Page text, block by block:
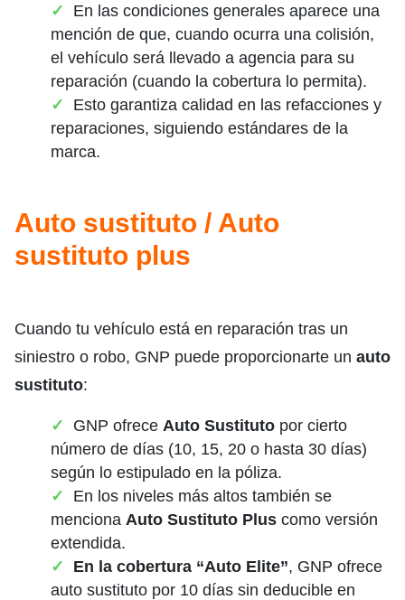
En las condiciones generales aparece una
mención de que, cuando ocurra una colisión,
el vehículo será llevado a agencia para su
reparación (cuando la cobertura lo permita).
Esto garantiza calidad en las refacciones y
reparaciones, siguiendo estándares de la
marca.
Auto sustituto / Auto
sustituto plus
Cuando tu vehículo está en reparación tras un
siniestro o robo, GNP puede proporcionarte un auto
sustituto:
GNP ofrece Auto Sustituto por cierto
número de días (10, 15, 20 o hasta 30 días)
según lo estipulado en la póliza.
En los niveles más altos también se
menciona Auto Sustituto Plus como versión
extendida.
En la cobertura “Auto Elite”, GNP ofrece
auto sustituto por 10 días sin deducible en